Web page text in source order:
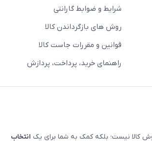
شرایط و ضوابط گارانتی
روش های بازگرداندن کالا
قوانین و مقررات جاست کالا
راهنمای خرید، پرداخت، پردازش
کالا نیست؛ بلکه کمک به شما برای یک انتخاب